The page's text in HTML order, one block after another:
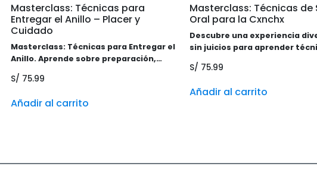
Masterclass: Técnicas para
Entregar el Anillo – Placer y
Cuidado
Masterclass: Técnicas para Entregar el
Anillo. Aprende sobre preparación,
una experiencia divertida, educativa y
certificado.
S/ 75.99
Añadir al carrito
Masterclass: Técnicas de
Oral para la Cxnchx
Descubre una experiencia
sin juicios para aprender
íntima, identifica zonas
grabación para aprender a tu
S/ 75.99
Añadir al carrito